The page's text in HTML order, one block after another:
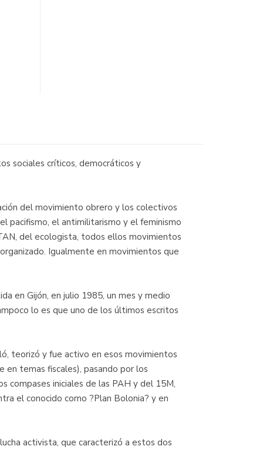
sociales críticos, democráticos y
del movimiento obrero y los colectivos
pacifismo, el antimilitarismo y el feminismo
del ecologista, todos ellos movimientos
Igualmente en movimientos que
en Gijón, en julio 1985, un mes y medio
lo es que uno de los últimos escritos
teorizó y fue activo en esos movimientos
temas fiscales), pasando por los
compases iniciales de las PAH y del 15M,
el conocido como ?Plan Bolonia? y en
activista, que caracterizó a estos dos